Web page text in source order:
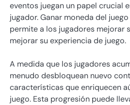
eventos juegan un papel crucial
jugador. Ganar moneda del
permite a los jugadores mejorar
mejorar su experiencia de juego.
A medida que los jugadores
menudo desbloquean nuevo
características que enriquecen
juego. Esta progresión puede